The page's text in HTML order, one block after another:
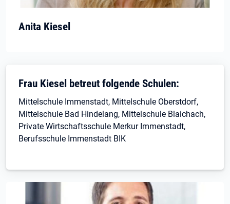
Anita Kiesel
Frau Kiesel betreut folgende Schulen:
Mittelschule Immenstadt, Mittelschule Oberstdorf,
Mittelschule Bad Hindelang, Mittelschule Blaichach,
Private Wirtschaftsschule Merkur Immenstadt,
Berufsschule Immenstadt BIK